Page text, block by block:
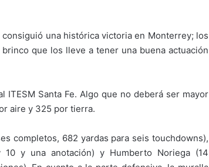
una histórica victoria en Monterrey; los
que los lleve a tener una buena actuación
Santa Fe. Algo que no deberá ser mayor
aire y 325 por tierra.
completos, 682 yardas para seis touchdowns),
y una anotación) y Humberto Noriega (14